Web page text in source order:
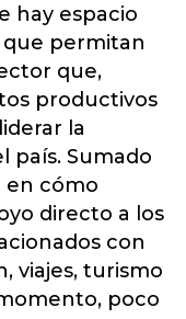
hay espacio
permitan
que,
productivos
la
país. Sumado
en cómo
directo a los
con
viajes, turismo
poco